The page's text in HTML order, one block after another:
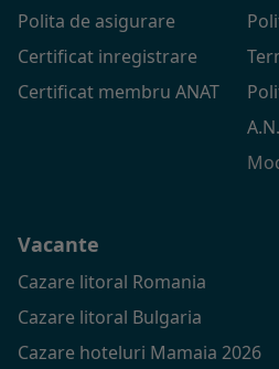
Polita de asigurare
Certificat inregistrare
Certificat membru ANAT
Vacante
Cazare litoral Romania
Cazare litoral Bulgaria
Cazare hoteluri Mamaia 2026